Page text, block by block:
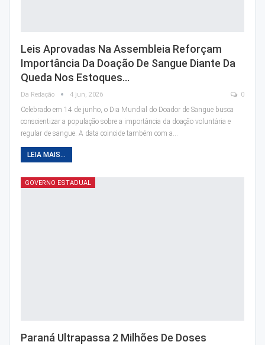
Leis Aprovadas Na Assembleia Reforçam
Importância Da Doação De Sangue Diante Da
Queda Nos Estoques…
Da Redação 4 jun, 2026 0
Celebrado em 14 de junho, o Dia Mundial do Doador de Sangue busca
conscientizar a população sobre a importância da doação voluntária e
regular de sangue. A data coincide também com a…
LEIA MAIS...
GOVERNO ESTADUAL
Paraná Ultrapassa 2 Milhões De Doses